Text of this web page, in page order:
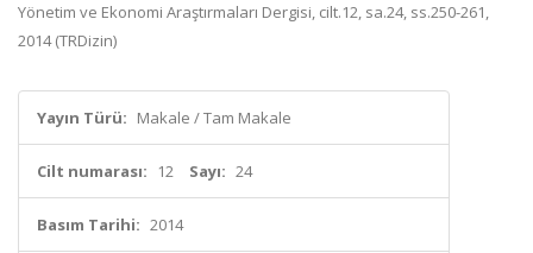
Yönetim ve Ekonomi Araştırmaları Dergisi, cilt.12, sa.24, ss.250-261,
2014 (TRDizin)
Yayın Türü: Makale / Tam Makale
Cilt numarası: 12 Sayı: 24
Basım Tarihi: 2014